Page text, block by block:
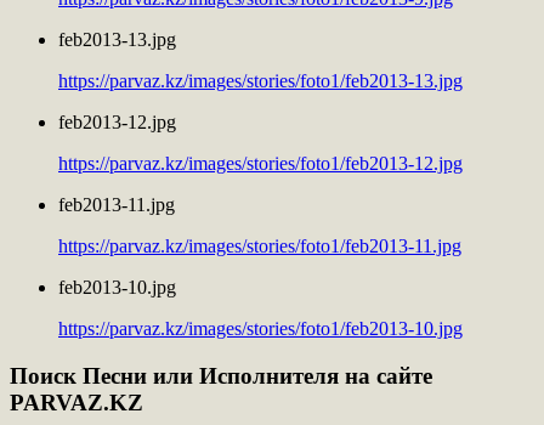
feb2013-13.jpg
https://parvaz.kz/images/stories/foto1/feb2013-13.jpg
feb2013-12.jpg
https://parvaz.kz/images/stories/foto1/feb2013-12.jpg
feb2013-11.jpg
https://parvaz.kz/images/stories/foto1/feb2013-11.jpg
feb2013-10.jpg
https://parvaz.kz/images/stories/foto1/feb2013-10.jpg
Поиск Песни или Исполнителя на сайте
PARVAZ.KZ